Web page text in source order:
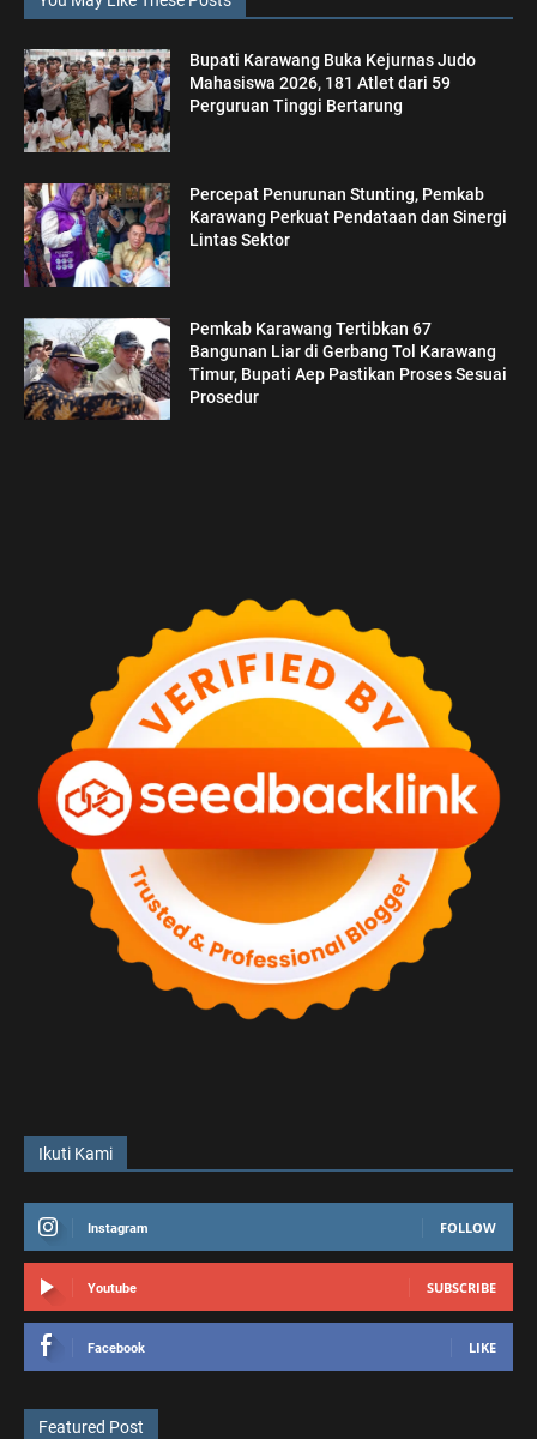
Bupati Karawang Buka Kejurnas Judo
Mahasiswa 2026, 181 Atlet dari 59
Perguruan Tinggi Bertarung
Percepat Penurunan Stunting, Pemkab
Karawang Perkuat Pendataan dan Sinergi
Lintas Sektor
Pemkab Karawang Tertibkan 67
Bangunan Liar di Gerbang Tol Karawang
Timur, Bupati Aep Pastikan Proses Sesuai
Prosedur
Ikuti Kami
Instagram FOLLOW
Youtube SUBSCRIBE
Facebook LIKE
Featured Post